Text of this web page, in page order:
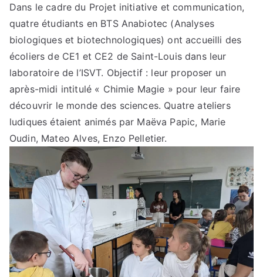
Dans le cadre du Projet initiative et communication,
quatre étudiants en BTS Anabiotec (Analyses
biologiques et biotechnologiques) ont accueilli des
écoliers de CE1 et CE2 de Saint-Louis dans leur
laboratoire de l’ISVT. Objectif : leur proposer un
après-midi intitulé « Chimie Magie » pour leur faire
découvrir le monde des sciences. Quatre ateliers
ludiques étaient animés par Maëva Papic, Marie
Oudin, Mateo Alves, Enzo Pelletier.